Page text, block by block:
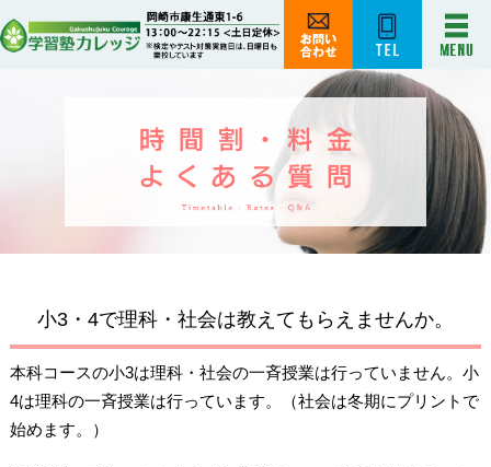
小3・4で理科・社会は教えてもらえませんか。
本科コースの小3は理科・社会の一斉授業は行っていません。小
4は理科の一斉授業は行っています。（社会は冬期にプリントで
始めます。）